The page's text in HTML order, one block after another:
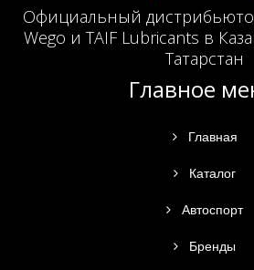
Официальный
Wego и TAIF Lubricants в
Татарстан
Главное
Главная
Каталог
Автоспорт
Бренды